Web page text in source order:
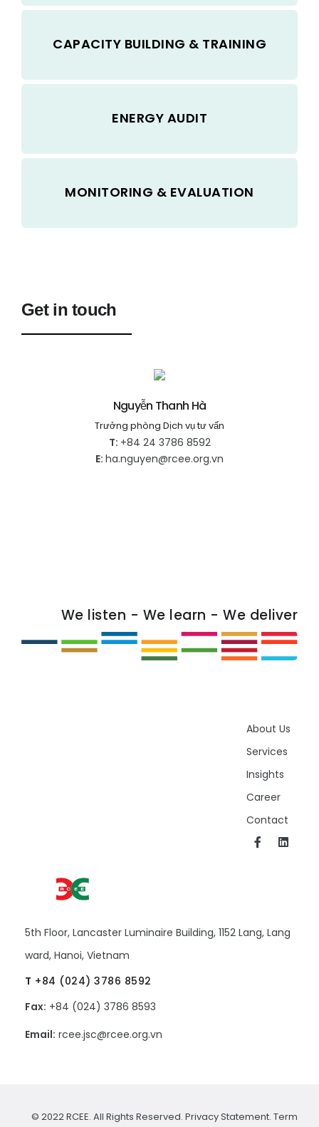
CAPACITY BUILDING & TRAINING
ENERGY AUDIT
MONITORING & EVALUATION
Get in touch
Nguyễn Thanh Hà
Trưởng phòng Dịch vụ tư vấn
T: +84 24 3786 8592
E: ha.nguyen@rcee.org.vn
We listen - We learn - We deliver
5th Floor, Lancaster Luminaire Building, 1152 Lang, Lang
ward, Hanoi, Vietnam
T +84 (024) 3786 8592
Fax: +84 (024) 3786 8593
Email: rcee.jsc@rcee.org.vn
About Us
Services
Insights
Career
Contact
© 2022 RCEE. All Rights Reserved. Privacy Statement. Term